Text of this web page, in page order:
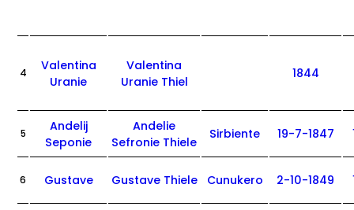
4
Valentina
Uranie
Valentina
Uranie Thiel
1844
5
Andelij
Seponie
Andelie
Sefronie Thiele
Sirbiente 19-7-1847
6 Gustave Gustave Thiele Cunukero 2-10-1849